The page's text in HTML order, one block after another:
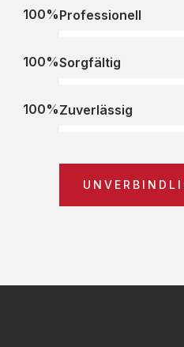
Professionell
100%
Sorgfältig
100%
Zuverlässig
100%